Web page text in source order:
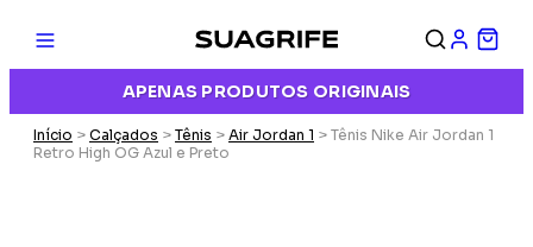
APENAS PRODUTOS ORIGINAIS
Início > Calçados > Tênis > Air Jordan 1 > Tênis Nike Air Jordan 1
Retro High OG Azul e Preto